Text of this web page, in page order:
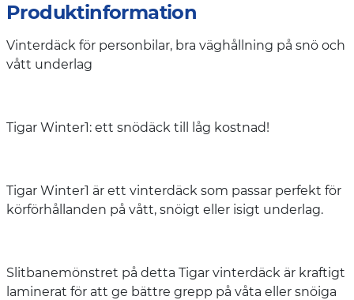
Produktinformation
Vinterdäck för personbilar, bra väghållning på snö och
vått underlag
Tigar Winter1: ett snödäck till låg kostnad!
Tigar Winter1 är ett vinterdäck som passar perfekt för
körförhållanden på vått, snöigt eller isigt underlag.
Slitbanemönstret på detta Tigar vinterdäck är kraftigt
laminerat för att ge bättre grepp på våta eller snöiga